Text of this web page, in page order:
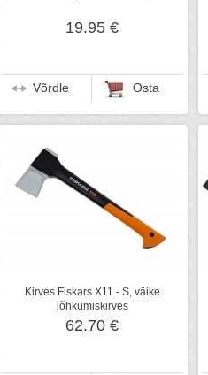
19.95 €
Võrdle Osta
Kirves Fiskars X11 - S, väike
lõhkumiskirves
62.70 €